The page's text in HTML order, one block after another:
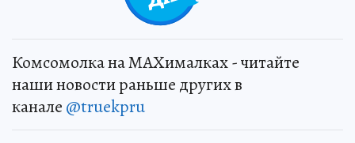
Комсомолка на MAXималках - читайте
наши новости раньше других в
канале @truekpru